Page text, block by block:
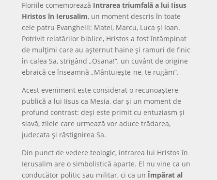
Floriile comemorează Intrarea triumfală a lui Iisus
Hristos în Ierusalim, un moment descris în toate
cele patru Evanghelii: Matei, Marcu, Luca și Ioan.
Potrivit relatărilor biblice, Hristos a fost întâmpinat
de mulțimi care au așternut haine și ramuri de finic
în calea Sa, strigând „Osana!”, un cuvânt de origine
ebraică ce înseamnă „Mântuiește-ne, te rugăm”.
Acest eveniment este considerat o recunoaștere
publică a lui Iisus ca Mesia, dar și un moment de
profund contrast: deși este primit cu entuziasm și
slavă, zilele care urmează vor aduce trădarea,
judecata și răstignirea Sa.
Din punct de vedere teologic, intrarea lui Hristos în
Ierusalim are o simbolistică aparte. El nu vine ca un
conducător politic sau militar, ci ca unÎmpărat al